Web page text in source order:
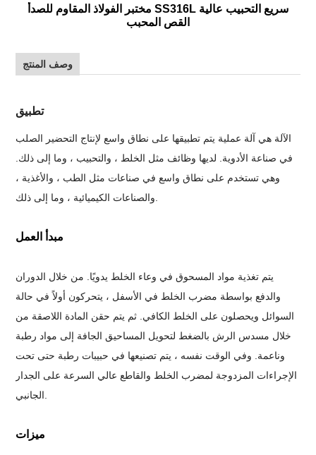
مختبر الفولاذ المقاوم للصدأ SS316L سريع التحبيب عالية
القص المحبب
وصف المنتج
تطبيق
الآلة هي آلة عملية يتم تطبيقها على نطاق واسع لإنتاج التحضير الصلب
في صناعة الأدوية. لديها وظائف مثل الخلط ، والتحبيب ، وما إلى ذلك.
وهي تستخدم على نطاق واسع في صناعات مثل الطب ، والأغذية ،
مبدأ العمل
يتم تغذية مواد المسحوق في وعاء الخلط يدويًا. من خلال الدوران
والدفع بواسطة مضرب الخلط في الأسفل ، يتحركون أولاً في حالة
السوائل ويحصلون على الخلط الكافي. ثم يتم حقن المادة اللاصقة من
خلال مسدس الرش بالضغط لتحويل المساحيق الجافة إلى مواد رطبة
وناعمة. وفي الوقت نفسه ، يتم تصنيعها في حبيبات رطبة حتى تحت
الإجراءات المزدوجة لمضرب الخلط والقاطع عالي السرعة على الجدار
ميزات